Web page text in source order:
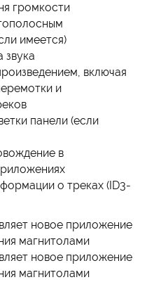
громкости
имеется)
звука
включая
и
панели (если
в
о треках (ID3-